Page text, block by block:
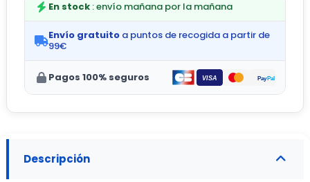
En stock : envío mañana por la mañana
Envío gratuito a puntos de recogida a partir de
99€
Pagos 100% seguros
Descripción